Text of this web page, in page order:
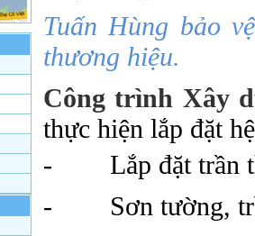
Tuấn Hùng bảo
thương hiệu.
Công trình Xây
thực hiện lắp đặt
-
Lắp đặt trần
-
Sơn tường,